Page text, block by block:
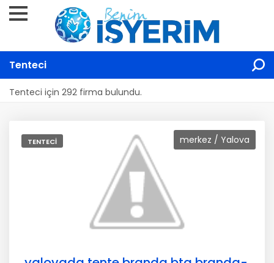
Tenteci
Tenteci için 292 firma bulundu.
merkez / Yalova
TENTECI